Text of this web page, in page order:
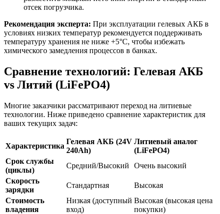
отсек погрузчика.
Рекомендация эксперта: При эксплуатации гелевых АКБ в
условиях низких температур рекомендуется поддерживать
температуру хранения не ниже +5°C, чтобы избежать
химического замедления процессов в банках.
Сравнение технологий: Гелевая АКБ
vs Литий (LiFePO4)
Многие заказчики рассматривают переход на литиевые
технологии. Ниже приведено сравнение характеристик для
ваших текущих задач:
Характеристика
Гелевая АКБ (24V
240Ah)
Литиевый аналог
(LiFePO4)
Срок службы
(циклы)
Средний/Высокий
Очень высокий
Скорость
зарядки
Стандартная
Высокая
Стоимость
владения
Низкая (доступный
вход)
Высокая (высокая цена
покупки)